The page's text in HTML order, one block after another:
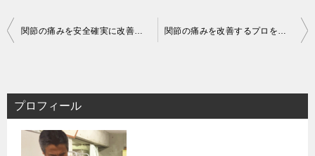
投
ビ
ゲ
プロフィール